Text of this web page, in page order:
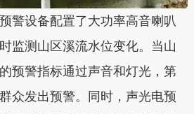
设备配置了大功率高音喇叭
监测山区溪流水位变化。当山
预警指标通过声音和灯光，第
众发出预警。同时，声光电预